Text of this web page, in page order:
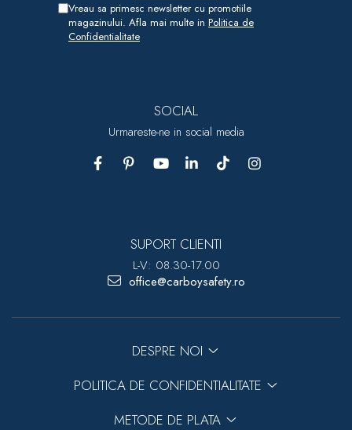
Vreau sa primesc newsletter cu promotiile
magazinului. Afla mai multe in Politica de
Confidentialitate
SOCIAL
Urmareste-ne in social media
SUPORT CLIENTI
L-V: 08.30-17.00
office@carboysafety.ro
DESPRE NOI
POLITICA DE CONFIDENTIALITATE
METODE DE PLATA